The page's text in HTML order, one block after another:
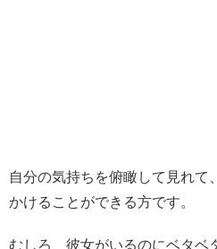
自分の気持ちを俯瞰して見れて
かけることができる方です。
むしろ、彼女がいるのにベタベ